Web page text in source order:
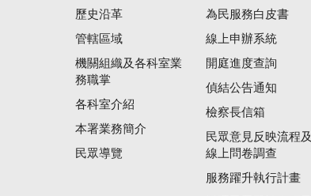
歷史沿革
管轄區域
機關組織及各科室業
務職掌
各科室介紹
本署業務簡介
民眾導覽
為民服務白皮書
線上申辦系統
開庭進度查詢
偵結公告通知
檢察長信箱
民眾意見反映流程及
線上問卷調查
服務躍升執行計畫